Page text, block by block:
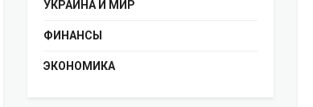
УКРАИНА И МИР
ФИНАНСЫ
ЭКОНОМИКА